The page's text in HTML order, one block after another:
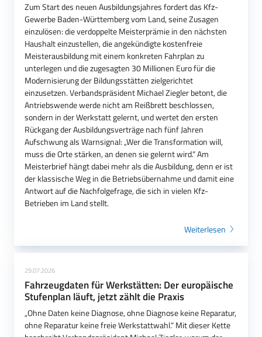
Zum Start des neuen Ausbildungsjahres fordert das Kfz-
Gewerbe Baden-Württemberg vom Land, seine Zusagen
einzulösen: die verdoppelte Meisterprämie in den nächsten
Haushalt einzustellen, die angekündigte kostenfreie
Meisterausbildung mit einem konkreten Fahrplan zu
unterlegen und die zugesagten 30 Millionen Euro für die
Modernisierung der Bildungsstätten zielgerichtet
einzusetzen. Verbandspräsident Michael Ziegler betont, die
Antriebswende werde nicht am Reißbrett beschlossen,
sondern in der Werkstatt gelernt, und wertet den ersten
Rückgang der Ausbildungsverträge nach fünf Jahren
Aufschwung als Warnsignal: „Wer die Transformation will,
muss die Orte stärken, an denen sie gelernt wird.“ Am
Meisterbrief hängt dabei mehr als die Ausbildung, denn er ist
der klassische Weg in die Betriebsübernahme und damit eine
Antwort auf die Nachfolgefrage, die sich in vielen Kfz-
Betrieben im Land stellt.
Weiterlesen
29.07.2026
Fahrzeugdaten für Werkstätten: Der europäische
Stufenplan läuft, jetzt zählt die Praxis
„Ohne Daten keine Diagnose, ohne Diagnose keine Reparatur,
ohne Reparatur keine freie Werkstattwahl.“ Mit dieser Kette